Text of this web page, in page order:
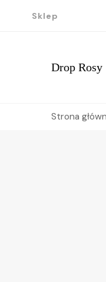
Sklep
Drop Rosy
Strona